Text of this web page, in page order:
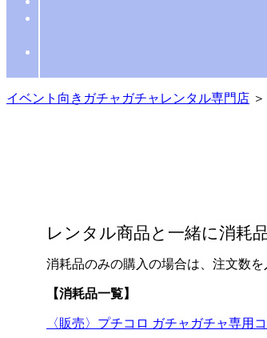
イベント向きガチャガチャレンタル専門店
レンタル商品と一緒に消耗
消耗品のみの購入の場合は、注文数を
【消耗品一覧】
〈販売〉プチコロ ガチャガチャ専用